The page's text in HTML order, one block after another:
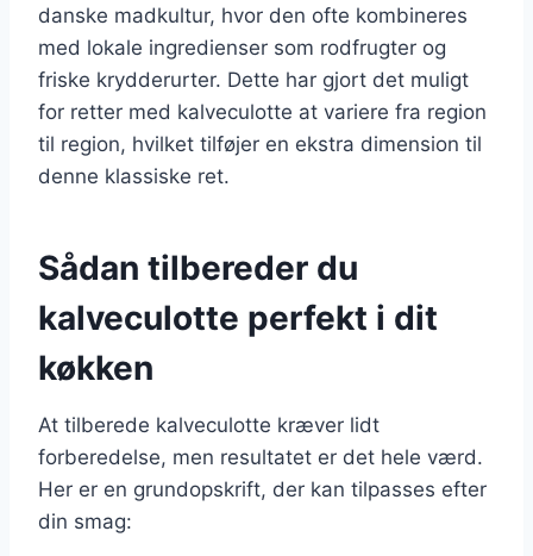
danske madkultur, hvor den ofte kombineres
med lokale ingredienser som rodfrugter og
friske krydderurter. Dette har gjort det muligt
for retter med kalveculotte at variere fra region
til region, hvilket tilføjer en ekstra dimension til
denne klassiske ret.
Sådan tilbereder du
kalveculotte perfekt i dit
køkken
At tilberede kalveculotte kræver lidt
forberedelse, men resultatet er det hele værd.
Her er en grundopskrift, der kan tilpasses efter
din smag: